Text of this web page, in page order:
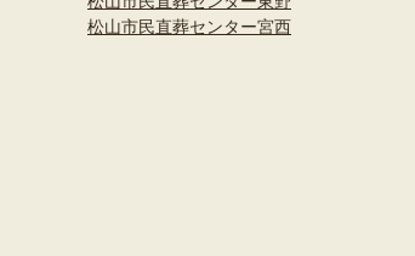
松山市民直葬センター宮西